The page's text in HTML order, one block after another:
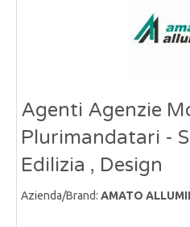
Agenti Agenzie
Plurimandatari -
Edilizia , Design
Azienda/Brand: AMATO